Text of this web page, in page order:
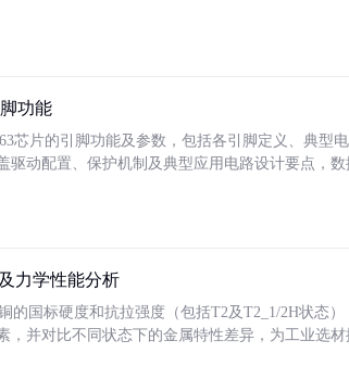
功能
芯片的引脚功能及参数，包括各引脚定义、典型
驱动配置、保护机制及典型应用电路设计要点，
力学性能分析
的国标硬度和抗拉强度（包括T2及T2_1/2H状态
，并对比不同状态下的金属特性差异，为工业选材